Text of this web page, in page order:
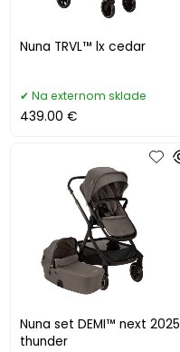
Nuna TRVL™ lx cedar
Na externom sklade
439.00 €
Nuna set DEMI™ next 2025
thunder